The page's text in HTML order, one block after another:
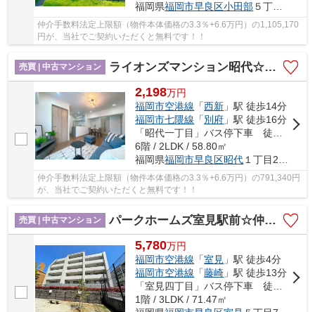
福岡県福岡市早良区小田部５丁目26-15
仲介手数料法定上限額（物件本体価格の3.3％+6.6万円）の1,105,170
円が、当社でご契約いただくと無料です！！
売買 | 中古マンション ライオンズマンション昭代☆仲介手数料無料☆
2,198万円
福岡市空港線 「西新 」駅 徒歩14分
福岡市七隈線 「別府 」駅 徒歩16分
6階 / 2LDK / 58.80㎡
福岡県福岡市早良区昭代 １丁目2-15
仲介手数料法定上限額（物件本体価格の3.3％+6.6万円）の791,340円
が、当社でご契約いただくと無料です！！
売買 | 中古マンション パークホームズ室見駅前☆仲介手数料無料☆
5,780万円
福岡市空港線 「室見 」駅 徒歩4分
福岡市空港線 「藤崎 」駅 徒歩13分
1階 / 3LDK / 71.47㎡